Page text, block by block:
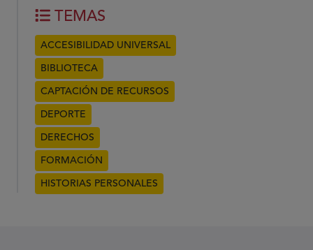
TEMAS
ACCESIBILIDAD UNIVERSAL
BIBLIOTECA
CAPTACIÓN DE RECURSOS
DEPORTE
DERECHOS
FORMACIÓN
HISTORIAS PERSONALES